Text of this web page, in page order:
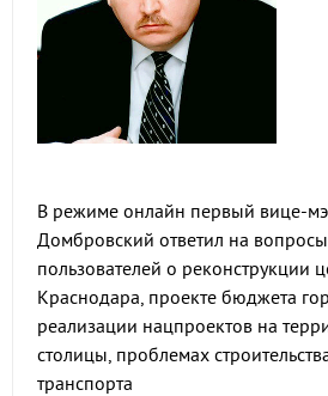
В режиме онлайн первый вице-
Домбровский ответил на
пользователей о реконструкции
Краснодара, проекте бюджета
реализации нацпроектов на
столицы, проблемах
транспорта